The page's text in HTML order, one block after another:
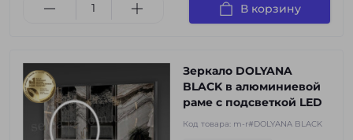
В корзину
Зеркало DOLYANA
BLACK в алюминиевой
раме с подсветкой LED
Код товара: m-r#DOLYANA BLACK